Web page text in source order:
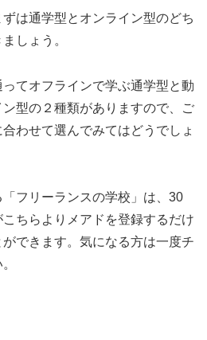
は通学型とオンライン型のどち
しょう。
てオフラインで学ぶ通学型と動
型の２種類がありますので、ご
わせて選んでみてはどうでしょ
フリーランスの学校」は、30
ちらよりメアドを登録するだけ
できます。気になる方は一度チ